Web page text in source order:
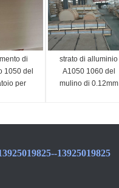
di
1050 del
per
strato di alluminio
A1050 1060 del
mulino di 0.12mm
13925019825